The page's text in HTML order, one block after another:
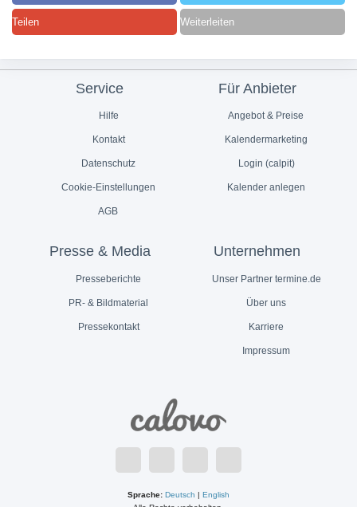
Teilen Weiterleiten
Service
Hilfe
Kontakt
Datenschutz
Cookie-Einstellungen
AGB
Für Anbieter
Angebot & Preise
Kalendermarketing
Login (calpit)
Kalender anlegen
Presse & Media
Presseberichte
PR- & Bildmaterial
Pressekontakt
Unternehmen
Unser Partner termine.de
Über uns
Karriere
Impressum
Sprache: Deutsch | English